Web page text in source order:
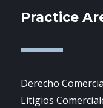
Practice
Derecho
Litigios